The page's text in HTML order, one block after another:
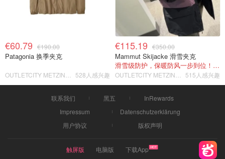
€60.79 €190.00
Patagonia 换季夹克
OUTLETCITY METZINGEN 528人感兴趣
€115.19 €350.00
Mammut Skijacke 滑雪夹克
滑雪级防护，保暖防风一步到位！仅剩s！
OUTLETCITY METZINGEN 515人感兴趣
联系我们 黑五
InRewards
Impressum
Datenschutzerklärung
用户协议
版权声明
触屏版 电脑版 下载App